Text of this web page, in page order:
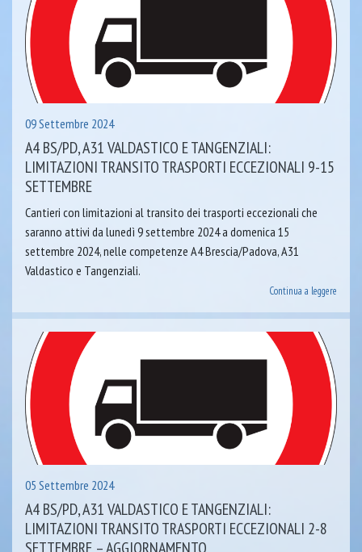
09 Settembre 2024
A4 BS/PD, A31 VALDASTICO E TANGENZIALI:
LIMITAZIONI TRANSITO TRASPORTI ECCEZIONALI 9-15
SETTEMBRE
Cantieri con limitazioni al transito dei trasporti eccezionali che
saranno attivi da lunedì 9 settembre 2024 a domenica 15
settembre 2024, nelle competenze A4 Brescia/Padova, A31
Valdastico e Tangenziali.
Continua a leggere
05 Settembre 2024
A4 BS/PD, A31 VALDASTICO E TANGENZIALI:
LIMITAZIONI TRANSITO TRASPORTI ECCEZIONALI 2-8
SETTEMBRE – AGGIORNAMENTO